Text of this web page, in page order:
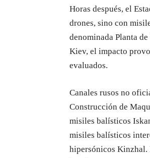
Horas después, el
drones, sino con
denominada Planta
Kiev, el impacto
evaluados.
Canales rusos no
Construcción de
misiles balísticos
misiles balísticos
hipersónicos Kinzhal.